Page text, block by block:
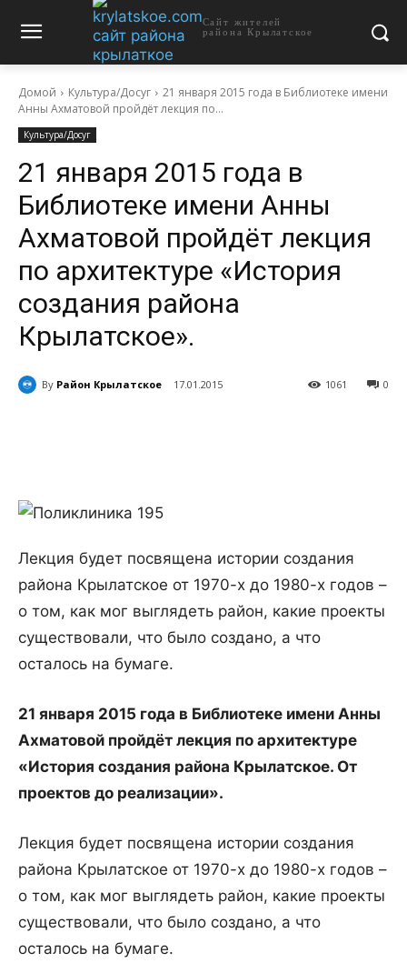
Сайт жителей
района Крылатское
Домой Культура/Досуг
21 января 2015 года в Библиотеке имени
Анны Ахматовой пройдёт лекция по...
Культура/Досуг
21 января 2015 года в
Библиотеке имени Анны
Ахматовой пройдёт лекция
по архитектуре «История
создания района
Крылатское».
By Район Крылатское 17.01.2015 0
1061
Лекция будет посвящена истории создания
района Крылатское от 1970-х до 1980-х годов –
о том, как мог выглядеть район, какие проекты
существовали, что было создано, а что
осталось на бумаге.
21 января 2015 года в Библиотеке имени Анны
Ахматовой пройдёт лекция по архитектуре
«История создания района Крылатское. От
проектов до реализации».
Лекция будет посвящена истории создания
района Крылатское от 1970-х до 1980-х годов –
о том, как мог выглядеть район, какие проекты
существовали, что было создано, а что
осталось на бумаге.